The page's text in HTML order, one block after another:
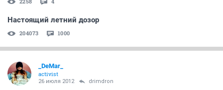
Настоящий летний дозор
204073 1000
_DeMar_
activist
26 июля 2012 drimdron